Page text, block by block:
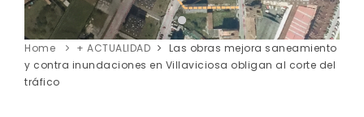
Home + ACTUALIDAD
Las obras mejora saneamiento
y contra inundaciones en Villaviciosa obligan al corte del
tráfico